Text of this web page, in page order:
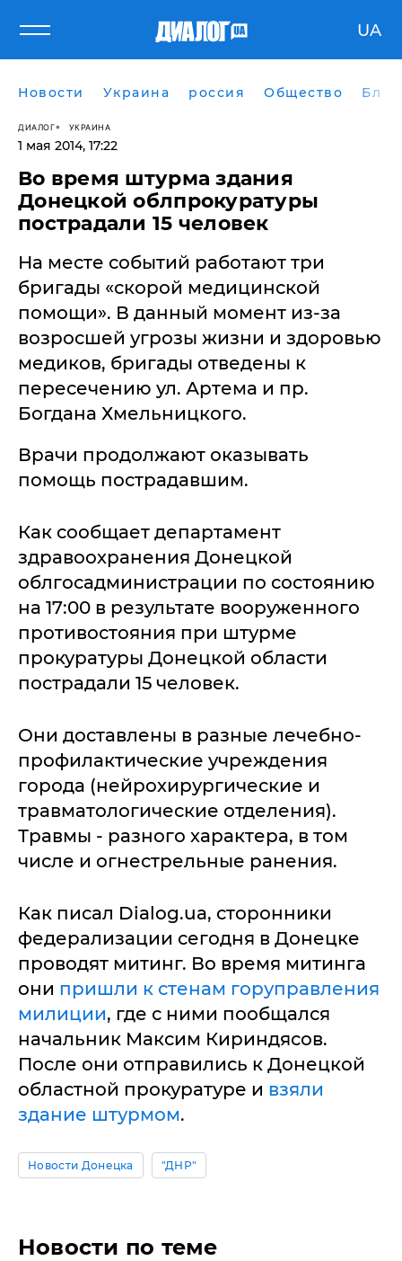
UA
Новости Украина россия Общество
ДИАЛОГ УКРАИНА
1 мая 2014, 17:22
Во время штурма здания
Донецкой облпрокуратуры
пострадали 15 человек
На месте событий работают три
бригады «скорой медицинской
помощи». В данный момент из-за
возросшей угрозы жизни и здоровью
медиков, бригады отведены к
пересечению ул. Артема и пр.
Богдана Хмельницкого.
Врачи продолжают оказывать
помощь пострадавшим.
Как сообщает департамент
здравоохранения Донецкой
облгосадминистрации по состоянию
на 17:00 в результате вооруженного
противостояния при штурме
прокуратуры Донецкой области
пострадали 15 человек.
Они доставлены в разные лечебно-
профилактические учреждения
города (нейрохирургические и
травматологические отделения).
Травмы - разного характера, в том
числе и огнестрельные ранения.
Как писал Dialog.ua, сторонники
федерализации сегодня в Донецке
проводят митинг. Во время митинга
они пришли к стенам горуправления
милиции, где с ними пообщался
начальник Максим Кириндясов.
После они отправились к Донецкой
областной прокуратуре и взяли
здание штурмом.
Новости Донецка "ДНР"
Новости по теме